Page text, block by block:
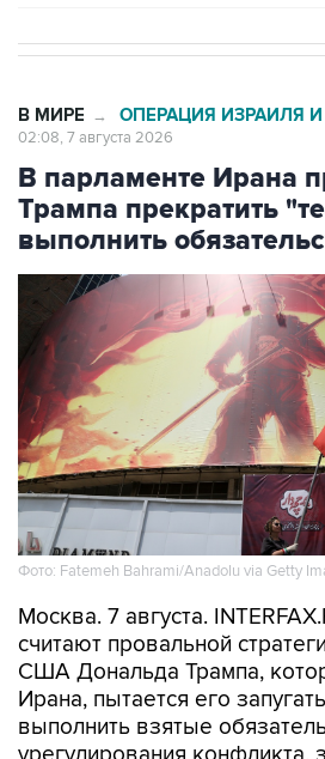
В МИРЕ → ОПЕРАЦИЯ ИЗРАИЛЯ
02:08, 7 августа 2026
В парламенте Ирана
Трампа прекратить
выполнить
Фото: Fatemeh Bahrami/Anadolu via Getty
Москва. 7 августа.
считают провальной
США Дональда Трампа,
Ирана, пытается его
выполнить взятые